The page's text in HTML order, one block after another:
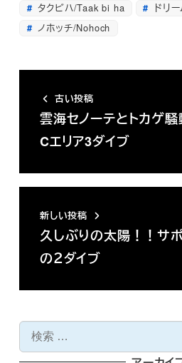
タクビハ/Taak bi ha
ドリ
ノホッチ/Nohoch
古い投稿
雲海セノーテとトカゲ
Cエリア3ダイブ
新しい投稿
久しぶりの太陽！！サ
の２ダイブ
検
索